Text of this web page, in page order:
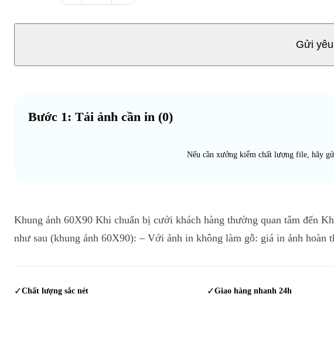
Gửi
Bước 1: Tải ảnh cần in (0)
Nếu cần xưởng kiểm chất lượng file, hãy
Khung ảnh 60X90 Khi chuẩn bị cưới khách hàng thường quan tâm đến
như sau (khung ảnh 60X90): – Với ảnh in không làm gỗ: giá in ảnh
✓Chất lượng sắc nét ✓Giao hàng nhanh 24h